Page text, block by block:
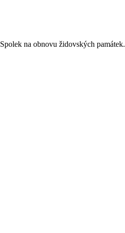
na obnovu židovských památek.